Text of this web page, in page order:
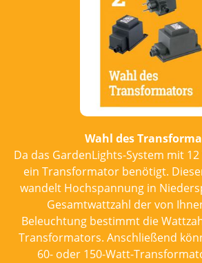
Wahl des
Da das GardenLights-System mit
ein Transformator benötigt.
wandelt Hochspannung in
Gesamtwattzahl der von
Beleuchtung bestimmt die
Transformators. Anschließend
60- oder 150-Watt-